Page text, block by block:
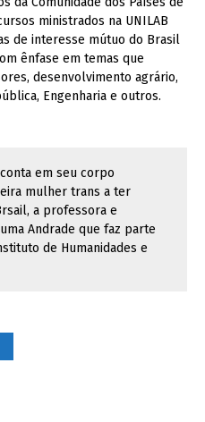
ministrados na UNILAB
de interesse mútuo do Brasil
ênfase em temas que
desenvolvimento agrário,
Engenharia e outros.
em seu corpo
mulher trans a ter
a professora e
Andrade que faz parte
de Humanidades e